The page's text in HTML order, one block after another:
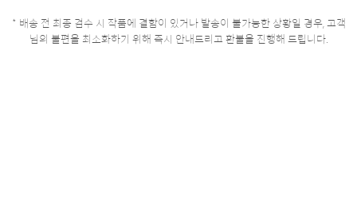
* 배송 전 최종 검수 시 작품에 결함이 있거나 발송이 불가능한 상황일 경우, 고객
님의 불편을 최소화하기 위해 즉시 안내드리고 환불을 진행해 드립니다.